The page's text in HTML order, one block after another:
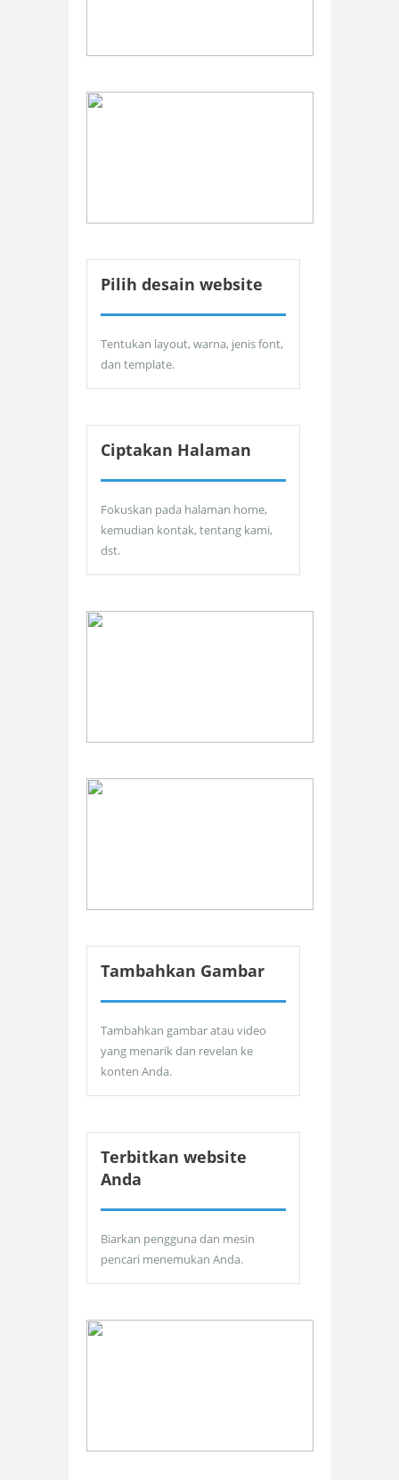
Pilih desain website
Tentukan layout, warna, jenis font,
dan template.
Ciptakan Halaman
Fokuskan pada halaman home,
kemudian kontak, tentang kami,
dst.
Tambahkan Gambar
Tambahkan gambar atau video
yang menarik dan revelan ke
konten Anda.
Terbitkan website
Anda
Biarkan pengguna dan mesin
pencari menemukan Anda.